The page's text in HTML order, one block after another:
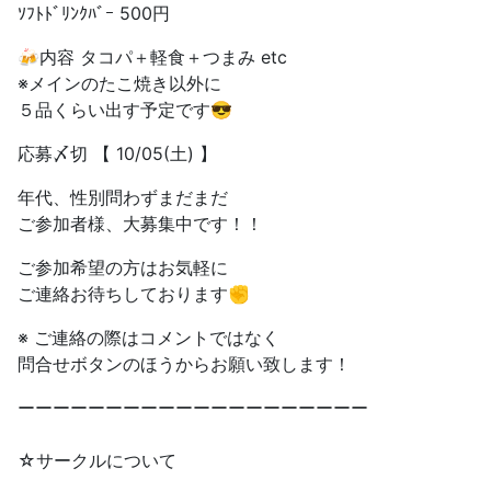
ｿﾌﾄﾄﾞﾘﾝｸﾊﾞｰ 500円
🍻内容 タコパ＋軽食＋つまみ etc
※メインのたこ焼き以外に
５品くらい出す予定です😎
応募〆切 【 10/05(土) 】
年代、性別問わずまだまだ
ご参加者様、大募集中です！！
ご参加希望の方はお気軽に
ご連絡お待ちしております✊
※ ご連絡の際はコメントではなく
問合せボタンのほうからお願い致します！
ーーーーーーーーーーーーーーーーーーーー
☆サークルについて